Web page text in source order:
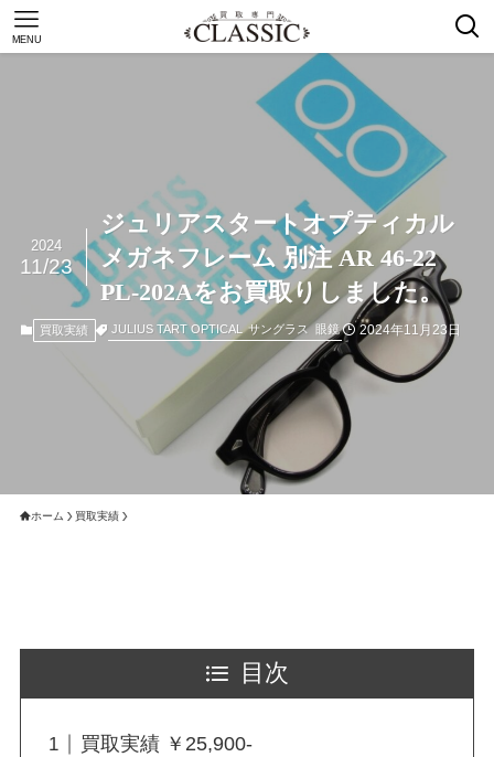
MENU
ジュリアスタートオプティカル
メガネフレーム 別注 AR 46-22
PL-202Aをお買取りしました。
2024
11/23
買取実績 JULIUS TART OPTICAL サングラス 眼鏡 2024年11月23日
ホーム 買取実績
目次
買取実績 ￥25,900-